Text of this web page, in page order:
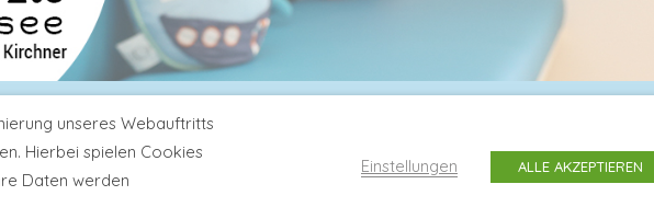
Inning-Wörthsee)
ammersee.de
unseres Webauftritts
Hierbei spielen Cookies
Daten werden
Einstellungen ALLE AKZEPTIEREN